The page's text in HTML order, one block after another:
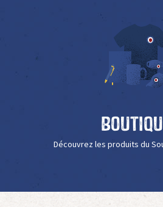
Découvrez les produits du